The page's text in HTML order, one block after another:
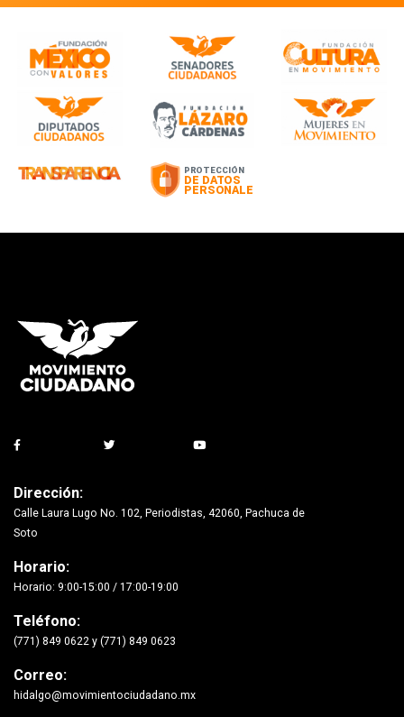
Dirección:
Calle Laura Lugo No. 102, Periodistas, 42060, Pachuca de
Soto
Horario:
Horario: 9:00-15:00 / 17:00-19:00
Teléfono:
(771) 849 0622 y (771) 849 0623
Correo:
hidalgo@movimientociudadano.mx